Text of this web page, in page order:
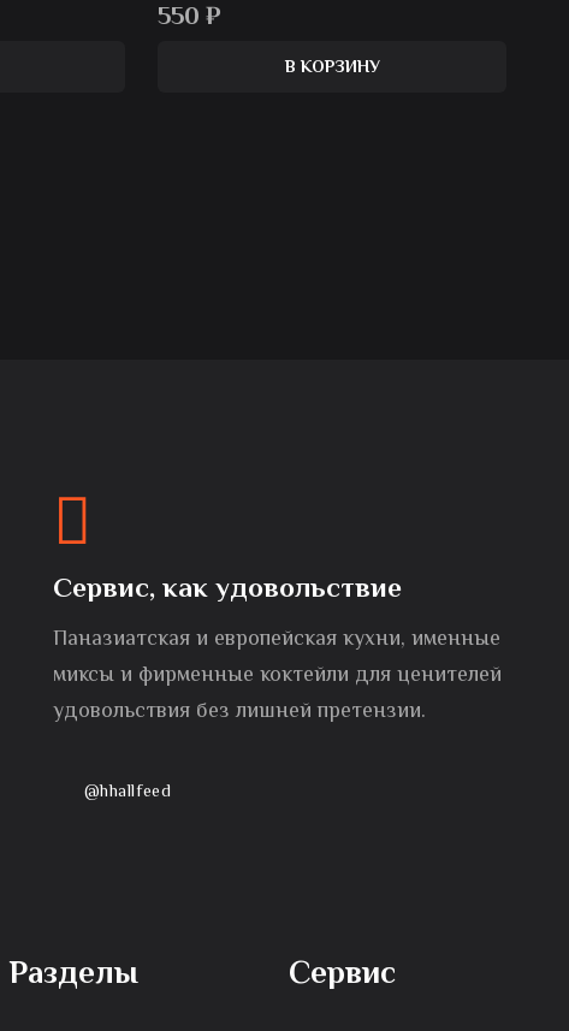
550₽
В КОРЗИНУ
Сервис, как удовольствие
Паназиатская и европейская кухни, именные
миксы и фирменные коктейли для ценителей
удовольствия без лишней претензии.
@hhallfeed
Разделы Сервис